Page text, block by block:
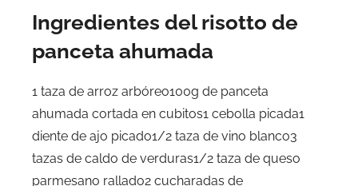
Ingredientes del risotto de
panceta ahumada
1 taza de arroz arbóreo100g de panceta
ahumada cortada en cubitos1 cebolla picada1
diente de ajo picado1/2 taza de vino blanco3
tazas de caldo de verduras1/2 taza de queso
parmesano rallado2 cucharadas de